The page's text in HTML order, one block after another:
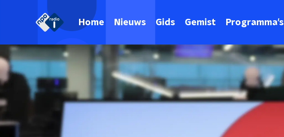
Home Nieuws Gids Gemist Programma's